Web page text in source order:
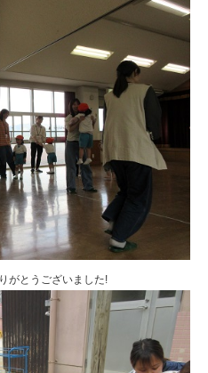
がとうございました!